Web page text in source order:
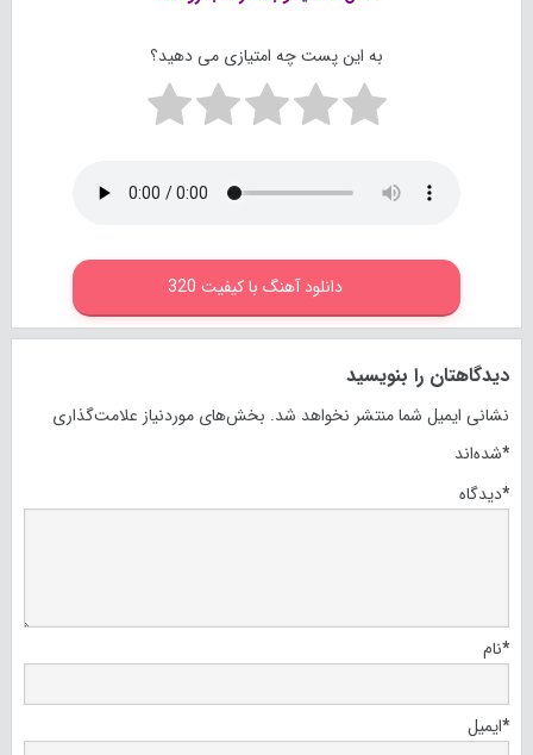
به این پست چه امتیازی می دهید؟
دانلود آهنگ با کیفیت 320
دیدگاهتان را بنویسید
نشانی ایمیل شما منتشر نخواهد شد. بخش‌های موردنیاز علامت‌گذاری
شده‌اند*
دیدگاه*
نام*
ایمیل*